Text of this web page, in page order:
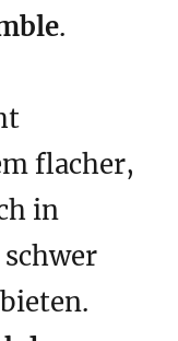
.
flacher,
in